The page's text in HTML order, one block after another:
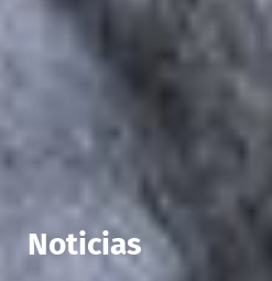
Noticias